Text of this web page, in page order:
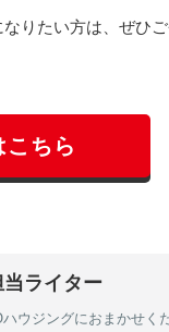
りたい方は、ぜひご
ちら
ライター
ウジングにおまかせく